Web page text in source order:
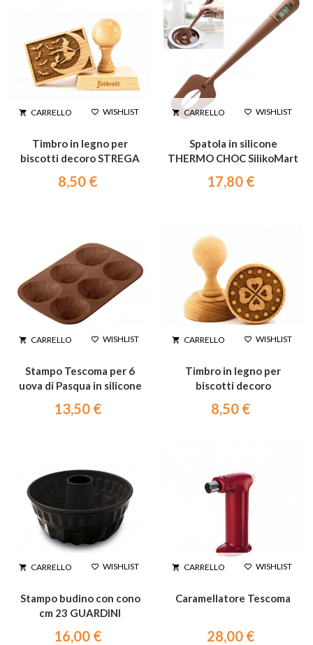
 CARRELLO  WISHLIST
Timbro in legno per
biscotti decoro STREGA
8,50 €
 CARRELLO  WISHLIST
Spatola in silicone
THERMO CHOC SilikoMart
17,80 €
 CARRELLO  WISHLIST
Stampo Tescoma per 6
uova di Pasqua in silicone
13,50 €
 CARRELLO  WISHLIST
Timbro in legno per
biscotti decoro
8,50 €
 CARRELLO  WISHLIST
Stampo budino con cono
cm 23 GUARDINI
16,00 €
 CARRELLO  WISHLIST
Caramellatore Tescoma
28,00 €